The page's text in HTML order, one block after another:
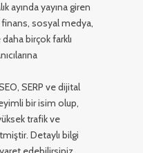
ayında yayına giren
sosyal medya,
birçok farklı
SERP ve dijital
bir isim olup,
trafik ve
Detaylı bilgi